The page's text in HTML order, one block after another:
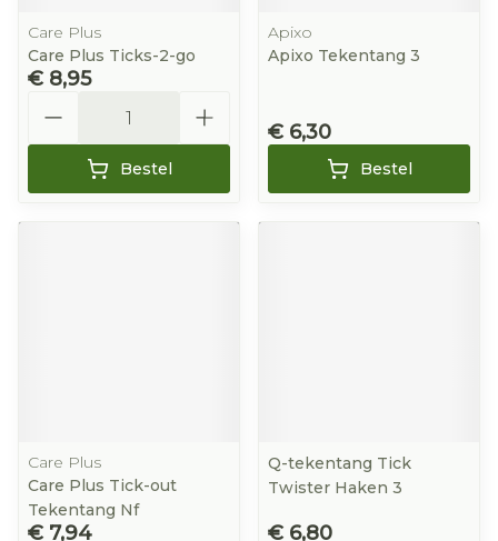
Care Plus
Care Plus Ticks-2-go
€ 8,95
Bestel
Apixo
Apixo Tekentang 3
€ 6,30
Bestel
Care Plus
Care Plus Tick-out
Tekentang Nf
€ 7,94
Q-tekentang Tick
Twister Haken 3
€ 6,80